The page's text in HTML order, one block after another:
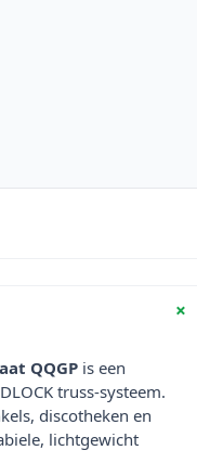
+
QQGP is een
truss-systeem.
discotheken en
lichtgewicht